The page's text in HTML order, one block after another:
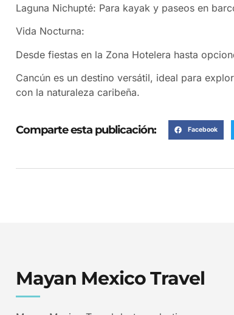
Laguna Nichupté: Para kayak y paseos en
Vida Nocturna:
Desde fiestas en la Zona Hotelera hasta
Cancún es un destino versátil, ideal para
con la naturaleza caribeña.
Comparte esta publicación: Facebook
Mayan Mexico Travel